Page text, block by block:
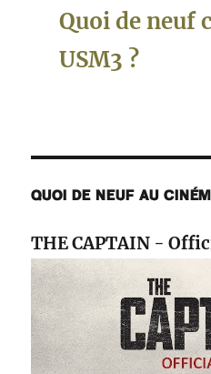
Quoi de neuf
USM3 ?
QUOI DE NEUF AU
THE CAPTAIN -